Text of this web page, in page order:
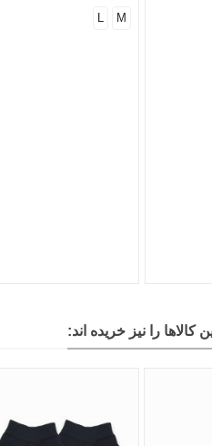
M
L
را نیز خریده اند: